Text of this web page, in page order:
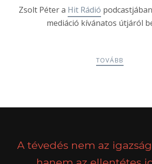
Zsolt Péter a Hit Rádió
mediáció kívánatos útjáról
TOVÁBB
A tévedés nem az